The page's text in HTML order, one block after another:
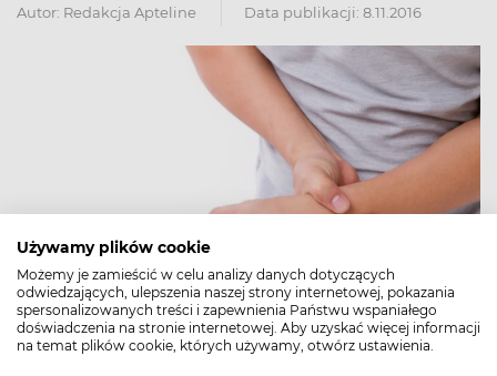
Używamy plików cookie
Możemy je zamieścić w celu analizy danych dotyczących
odwiedzających, ulepszenia naszej strony internetowej, pokazania
spersonalizowanych treści i zapewnienia Państwu wspaniałego
doświadczenia na stronie internetowej. Aby uzyskać więcej informacji
na temat plików cookie, których używamy, otwórz ustawienia.
Autor: Redakcja Apteline Data publikacji: 8.11.2016